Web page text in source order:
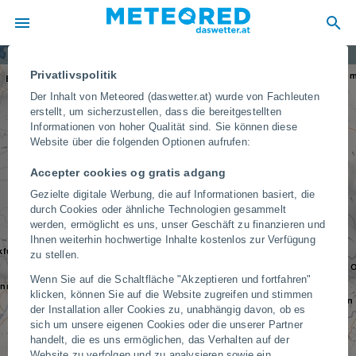
Privatlivspolitik
Der Inhalt von Meteored (daswetter.at) wurde von Fachleuten
erstellt, um sicherzustellen, dass die bereitgestellten
Informationen von hoher Qualität sind. Sie können diese
Website über die folgenden Optionen aufrufen:
Accepter cookies og gratis adgang
Gezielte digitale Werbung, die auf Informationen basiert, die
durch Cookies oder ähnliche Technologien gesammelt
werden, ermöglicht es uns, unser Geschäft zu finanzieren und
Ihnen weiterhin hochwertige Inhalte kostenlos zur Verfügung
zu stellen.
Wenn Sie auf die Schaltfläche "Akzeptieren und fortfahren"
klicken, können Sie auf die Website zugreifen und stimmen
der Installation aller Cookies zu, unabhängig davon, ob es
sich um unsere eigenen Cookies oder die unserer Partner
handelt, die es uns ermöglichen, das Verhalten auf der
Dresden
Leipzig
Magdeburg
Regensburg
Grünberg in
Jena
Linz
DEUTSCHLAND
am Main
Nürnberg
Hannover
Göttingen
Breslau
Zlin
Stuttgart
Berlin
Rostock
Bremen